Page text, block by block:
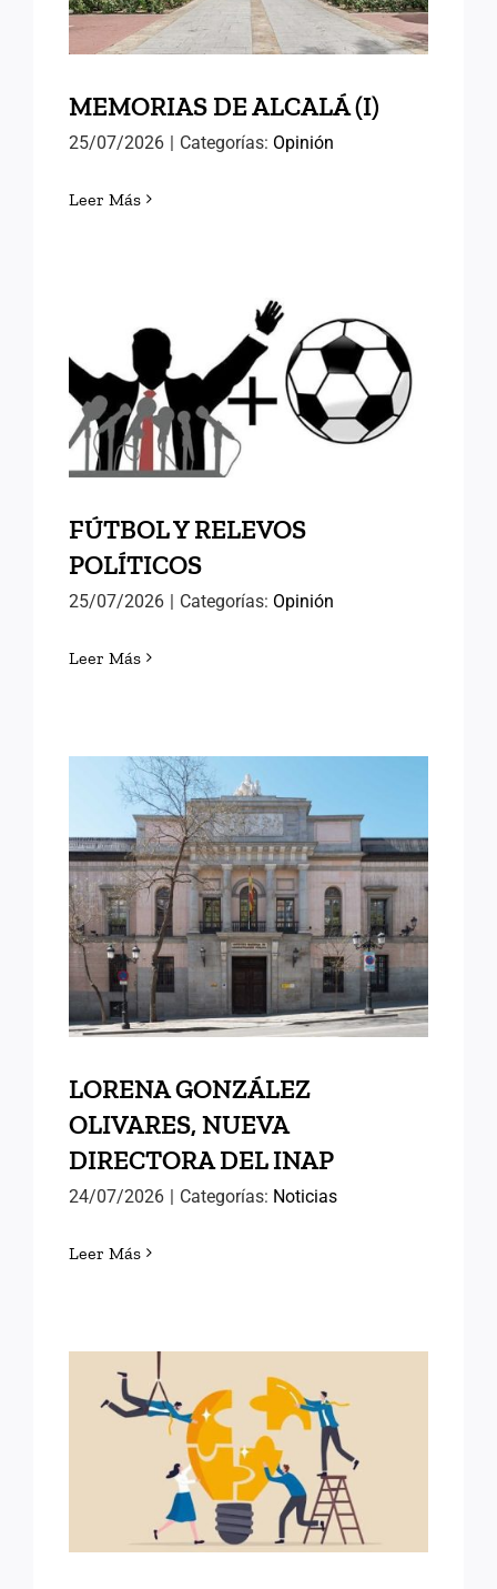
MEMORIAS DE ALCALÁ (I)
25/07/2026 | Categorías: Opinión
Leer Más
FÚTBOL Y RELEVOS
POLÍTICOS
FÚTBOL Y RELEVOS
POLÍTICOS
25/07/2026 | Categorías: Opinión
Leer Más
LORENA GONZÁLEZ
OLIVARES, NUEVA
DIRECTORA DEL INAP
LORENA GONZÁLEZ
OLIVARES, NUEVA
DIRECTORA DEL INAP
24/07/2026 | Categorías: Noticias
Leer Más
POLÍTICAS PÚBLICAS DE
ÉXITO